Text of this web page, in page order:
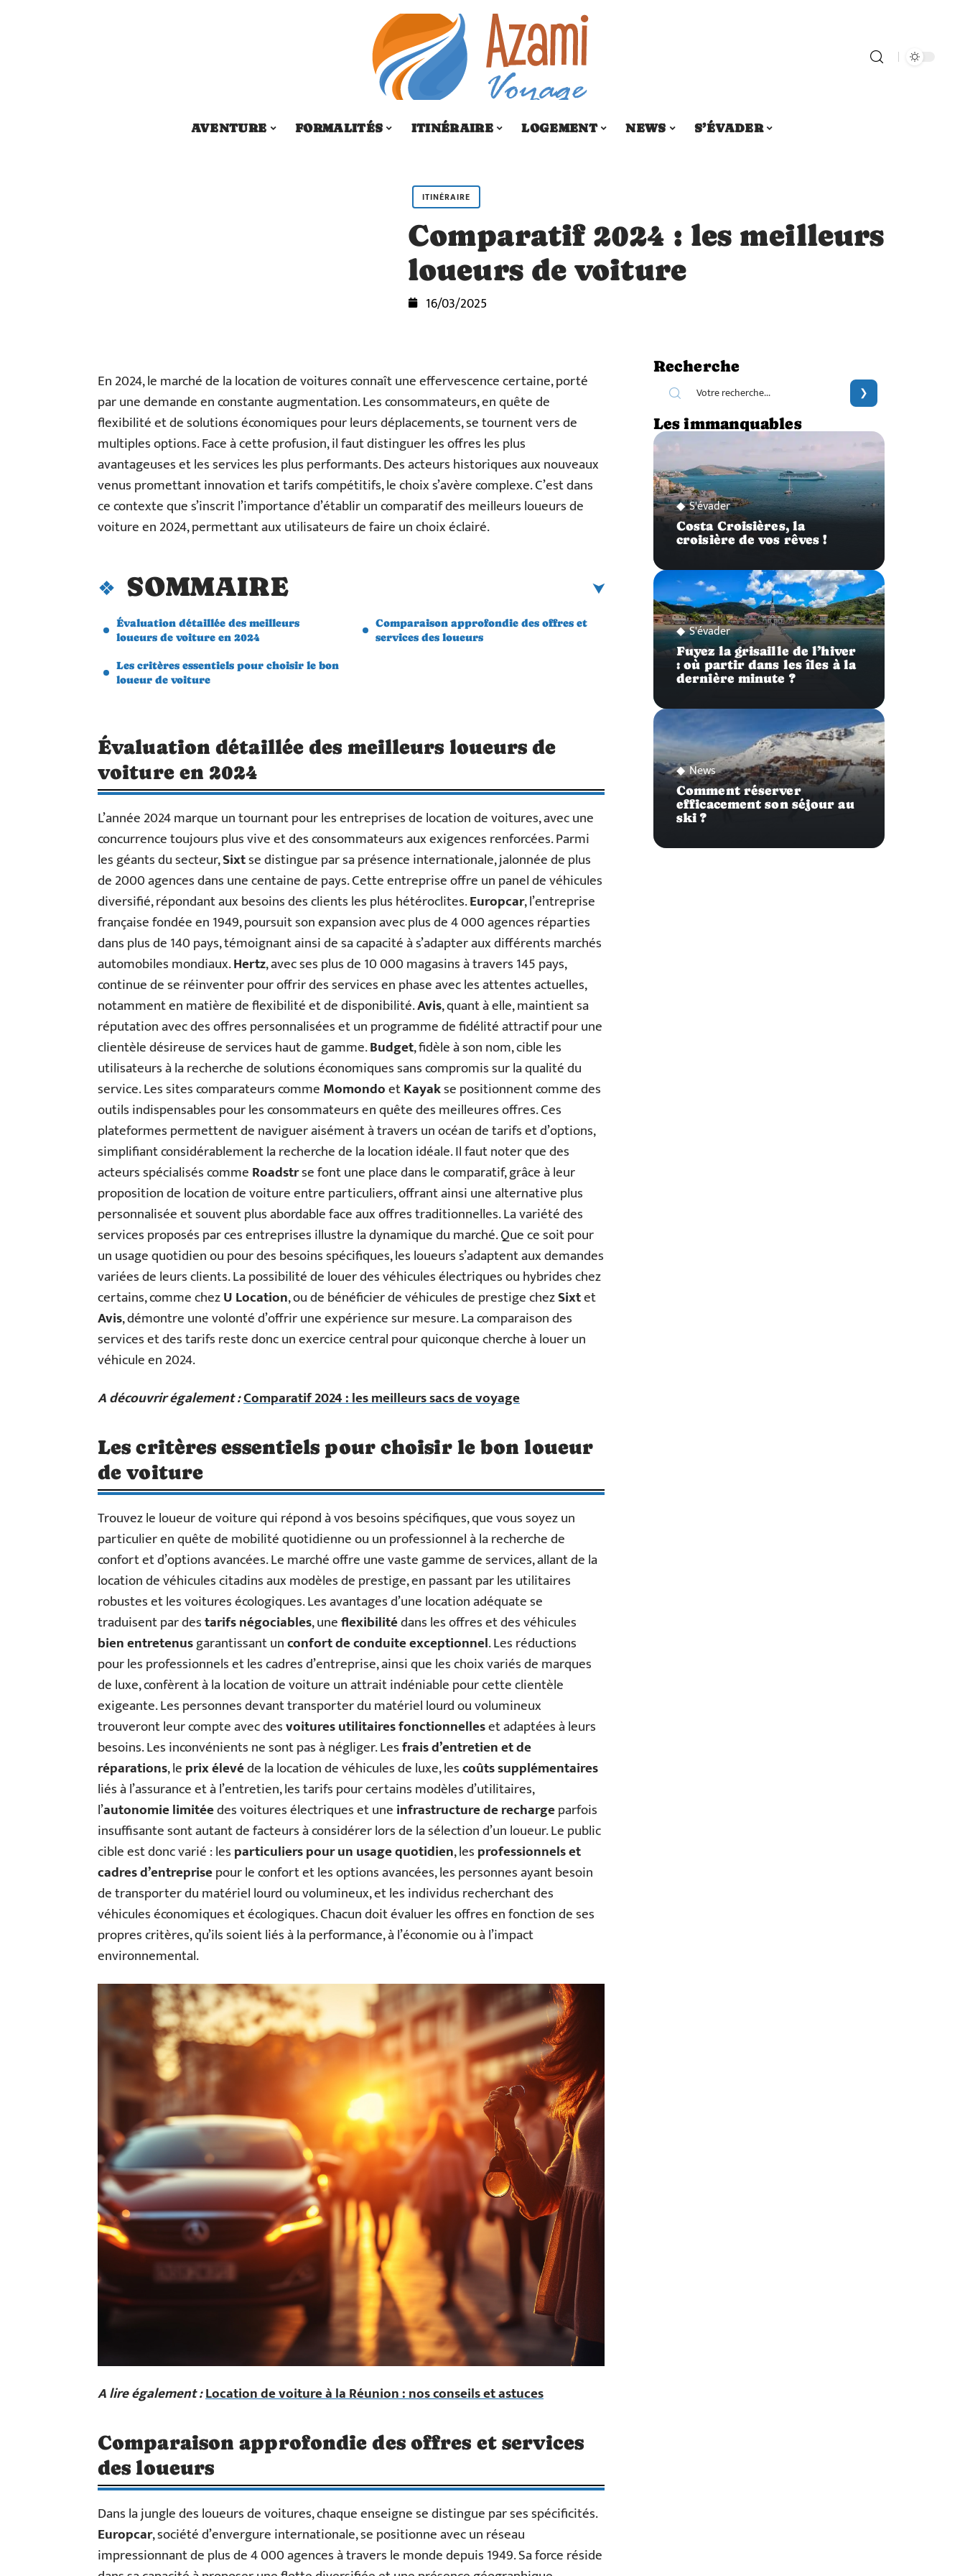
AVENTURE FORMALITÉS ITINÉRAIRE LOGEMENT NEWS S’ÉVADER
ITINÉRAIRE
Comparatif 2024 : les meilleurs
loueurs de voiture
16/03/2025
En 2024, le marché de la location de voitures connaît une effervescence certaine, porté
par une demande en constante augmentation. Les consommateurs, en quête de
flexibilité et de solutions économiques pour leurs déplacements, se tournent vers de
multiples options. Face à cette profusion, il faut distinguer les offres les plus
avantageuses et les services les plus performants. Des acteurs historiques aux nouveaux
venus promettant innovation et tarifs compétitifs, le choix s’avère complexe. C’est dans
ce contexte que s’inscrit l’importance d’établir un comparatif des meilleurs loueurs de
voiture en 2024, permettant aux utilisateurs de faire un choix éclairé.
SOMMAIRE
Évaluation détaillée des meilleurs
loueurs de voiture en 2024
Les critères essentiels pour choisir le bon
loueur de voiture
Comparaison approfondie des offres et
services des loueurs
Évaluation détaillée des meilleurs loueurs de
voiture en 2024
L’année 2024 marque un tournant pour les entreprises de location de voitures, avec une
concurrence toujours plus vive et des consommateurs aux exigences renforcées. Parmi
les géants du secteur,Sixtse distingue par sa présence internationale, jalonnée de plus
de 2000 agences dans une centaine de pays. Cette entreprise offre un panel de véhicules
diversifié, répondant aux besoins des clients les plus hétéroclites.Europcar, l’entreprise
française fondée en 1949, poursuit son expansion avec plus de 4 000 agences réparties
dans plus de 140 pays, témoignant ainsi de sa capacité à s’adapter aux différents marchés
automobiles mondiaux.Hertz, avec ses plus de 10 000 magasins à travers 145 pays,
continue de se réinventer pour offrir des services en phase avec les attentes actuelles,
notamment en matière de flexibilité et de disponibilité.Avis, quant à elle, maintient sa
réputation avec des offres personnalisées et un programme de fidélité attractif pour une
clientèle désireuse de services haut de gamme.Budget, fidèle à son nom, cible les
utilisateurs à la recherche de solutions économiques sans compromis sur la qualité du
service. Les sites comparateurs commeMomondoetKayakse positionnent comme des
outils indispensables pour les consommateurs en quête des meilleures offres. Ces
plateformes permettent de naviguer aisément à travers un océan de tarifs et d’options,
simplifiant considérablement la recherche de la location idéale. Il faut noter que des
acteurs spécialisés commeRoadstrse font une place dans le comparatif, grâce à leur
proposition de location de voiture entre particuliers, offrant ainsi une alternative plus
personnalisée et souvent plus abordable face aux offres traditionnelles. La variété des
services proposés par ces entreprises illustre la dynamique du marché. Que ce soit pour
un usage quotidien ou pour des besoins spécifiques, les loueurs s’adaptent aux demandes
variées de leurs clients. La possibilité de louer des véhicules électriques ou hybrides chez
certains, comme chezU Location, ou de bénéficier de véhicules de prestige chezSixtet
Avis, démontre une volonté d’offrir une expérience sur mesure. La comparaison des
services et des tarifs reste donc un exercice central pour quiconque cherche à louer un
véhicule en 2024.
A découvrir également :Comparatif 2024 : les meilleurs sacs de voyage
Les critères essentiels pour choisir le bon loueur
de voiture
Trouvez le loueur de voiture qui répond à vos besoins spécifiques, que vous soyez un
particulier en quête de mobilité quotidienne ou un professionnel à la recherche de
confort et d’options avancées. Le marché offre une vaste gamme de services, allant de la
location de véhicules citadins aux modèles de prestige, en passant par les utilitaires
robustes et les voitures écologiques. Les avantages d’une location adéquate se
traduisent par destarifs négociables, uneflexibilitédans les offres et des véhicules
bien entretenusgarantissant unconfort de conduite exceptionnel. Les réductions
pour les professionnels et les cadres d’entreprise, ainsi que les choix variés de marques
de luxe, confèrent à la location de voiture un attrait indéniable pour cette clientèle
exigeante. Les personnes devant transporter du matériel lourd ou volumineux
trouveront leur compte avec desvoitures utilitaires fonctionnelleset adaptées à leurs
besoins. Les inconvénients ne sont pas à négliger. Lesfrais d’entretien et de
réparations, leprix élevéde la location de véhicules de luxe, lescoûts supplémentaires
liés à l’assurance et à l’entretien, les tarifs pour certains modèles d’utilitaires,
l’autonomie limitéedes voitures électriques et uneinfrastructure de rechargeparfois
insuffisante sont autant de facteurs à considérer lors de la sélection d’un loueur. Le public
cible est donc varié : lesparticuliers pour un usage quotidien, lesprofessionnels et
cadres d’entreprisepour le confort et les options avancées, les personnes ayant besoin
de transporter du matériel lourd ou volumineux, et les individus recherchant des
véhicules économiques et écologiques. Chacun doit évaluer les offres en fonction de ses
propres critères, qu’ils soient liés à la performance, à l’économie ou à l’impact
environnemental.
A lire également :Location de voiture à la Réunion : nos conseils et astuces
Comparaison approfondie des offres et services
des loueurs
Dans la jungle des loueurs de voitures, chaque enseigne se distingue par ses spécificités.
Europcar, société d’envergure internationale, se positionne avec un réseau
impressionnant de plus de 4 000 agences à travers le monde depuis 1949. Sa force réside
Recherche
Les immanquables
S'évader
Costa Croisières, la
croisière de vos rêves !
S'évader
Fuyez la grisaille de l’hiver
: où partir dans les îles à la
dernière minute ?
News
Comment réserver
efficacement son séjour au
ski ?